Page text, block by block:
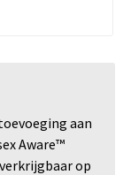
aan
Aware™
op